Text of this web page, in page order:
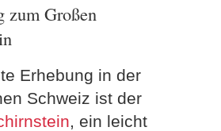
zum Großen
Erhebung in der
Schweiz ist der
, ein leicht